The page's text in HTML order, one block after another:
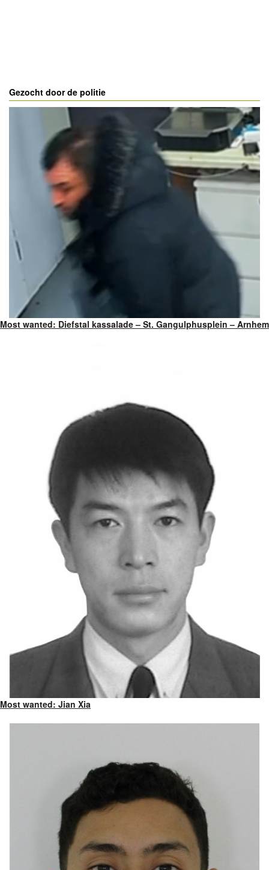
Gezocht door de politie
Most wanted: Diefstal kassalade – St. Gangulphusplein – Arnhem
Most wanted: Jian Xia